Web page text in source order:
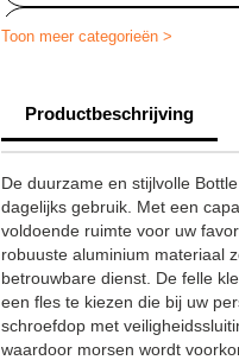
Goedkoopbidonsbedrukken
Gepersonaliseerde
Gepersonaliseerde
Promotionele drinkfles
Gepersonaliseerde
Drinkfles voor peuters
Toon meer categorieën >
Productbeschrijving
De duurzame en stijlvolle
dagelijks gebruik. Met een
voldoende ruimte voor uw
robuuste aluminium materiaal
betrouwbare dienst. De felle
een fles te kiezen die bij uw
schroefdop met
waardoor morsen wordt